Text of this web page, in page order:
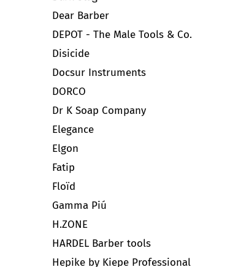
Dear Barber
DEPOT - The Male Tools & Co.
Disicide
Docsur Instruments
DORCO
Dr K Soap Company
Elegance
Elgon
Fatip
Floïd
Gamma Piú
H.ZONE
HARDEL Barber tools
Hepike by Kiepe Professional